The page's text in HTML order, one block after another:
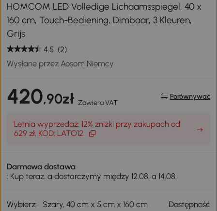
HOMCOM LED Volledige Lichaamsspiegel, 40 x
160 cm, Touch-Bediening, Dimbaar, 3 Kleuren,
Grijs
4.5 (2)
Wysłane przez Aosom Niemcy
420,90zł Zawiera VAT
Porównywać
Letnia wyprzedaż: 12% zniżki przy zakupach od
629 zł, KOD: LATO12
Darmowa dostawa
: Kup teraz, a dostarczymy między 12.08, a 14.08.
Wybierz: Szary, 40 cm x 5 cm x 160 cm Dostępność